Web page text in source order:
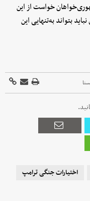
خواست از این
بتواند به‌تنهایی این
اختیارات جنگی ترامپ